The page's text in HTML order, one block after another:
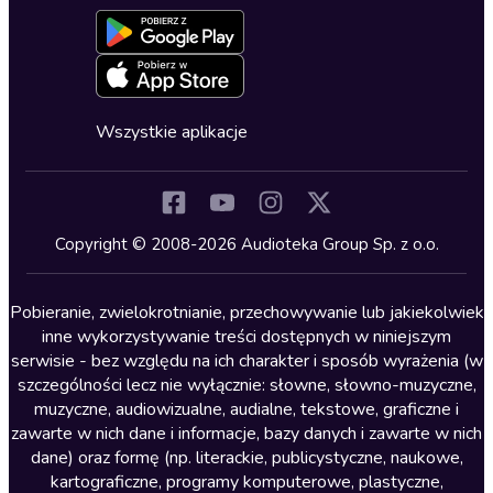
Dla młodzieży
Kryminały
Lektury szkolne
Literatura anglojęzyczna
Literatura faktu
Literatura obyczajowa
Literatura piękna obca
Literatura piękna polska
Formularz zgłaszania nielegalnych treści
Deklaracja dostępności
Oferta dla firm i bibliotek
Blog
Zapowiedzi
Cykle audiobooków
Wszystkie aplikacje
Copyright © 2008-2026 Audioteka Group Sp. z o.o.
Pobieranie, zwielokrotnianie, przechowywanie lub jakiekolwiek
inne wykorzystywanie treści dostępnych w niniejszym
serwisie - bez względu na ich charakter i sposób wyrażenia (w
szczególności lecz nie wyłącznie: słowne, słowno-muzyczne,
muzyczne, audiowizualne, audialne, tekstowe, graficzne i
zawarte w nich dane i informacje, bazy danych i zawarte w nich
dane) oraz formę (np. literackie, publicystyczne, naukowe,
kartograficzne, programy komputerowe, plastyczne,